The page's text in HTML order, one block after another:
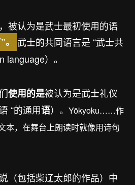
被认为是武士最初使用的语
武士的共同语言是 “武士共
language）。
使用的是被认为是武士礼仪
“的通用语）。 Yōkyoku……作
本，在舞台上朗读时就像用诗句
（包括柴辽太郎的作品）中